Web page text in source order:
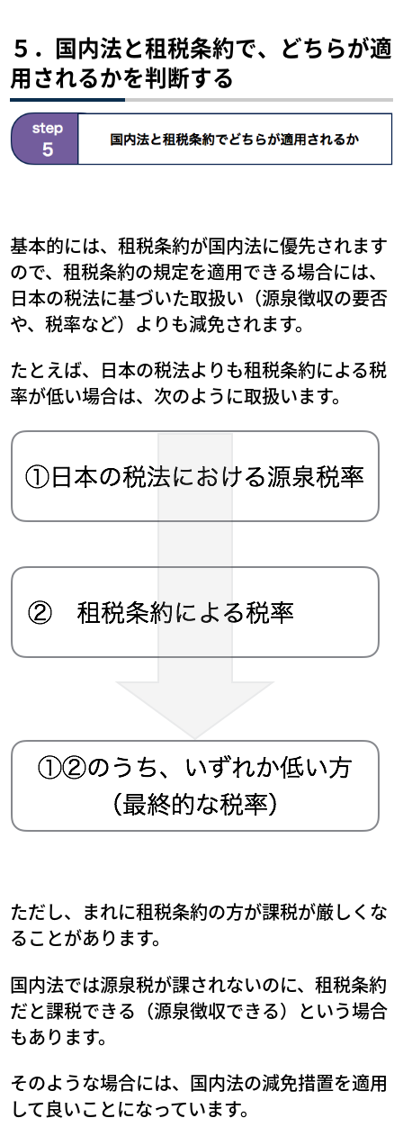
５．国内法と租税条約で、どちらが適
用されるかを判断する
基本的には、租税条約が国内法に優先されます
ので、租税条約の規定を適用できる場合には、
日本の税法に基づいた取扱い（源泉徴収の要否
や、税率など）よりも減免されます。
たとえば、日本の税法よりも租税条約による税
率が低い場合は、次のように取扱います。
ただし、まれに租税条約の方が課税が厳しくな
ることがあります。
国内法では源泉税が課されないのに、租税条約
だと課税できる（源泉徴収できる）という場合
もあります。
そのような場合には、国内法の減免措置を適用
して良いことになっています。